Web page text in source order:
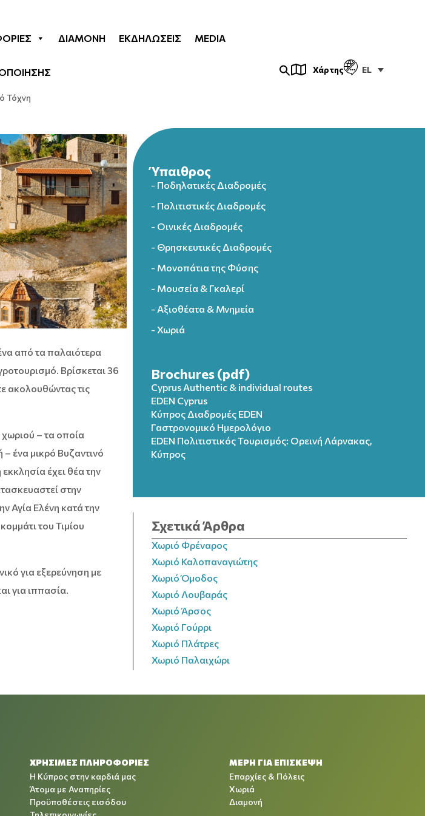
ΔΙΑΜΟΝΉ ΕΚΔΗΛΏΣΕΙΣ MEDIA
Χάρτης EL
Τόχνη
από τα παλαιότερα
Βρίσκεται 36
ακολουθώντας τις
χωριού – τα οποία
ένα μικρό Βυζαντινό
έχει θέα την
στην
Αγία Ελένη κατά την
του Τιμίου
για εξερεύνηση με
για ιππασία.
Ύπαιθρος
- Ποδηλατικές Διαδρομές
- Πολιτιστικές Διαδρομές
- Οινικές Διαδρομές
- Θρησκευτικές Διαδρομές
- Μονοπάτια της Φύσης
- Μουσεία & Γκαλερί
- Αξιοθέατα & Μνημεία
- Χωριά
Brochures (pdf)
Cyprus Authentic & individual routes
EDEN Cyprus
Κύπρος Διαδρομές EDEN
Γαστρονομικό Ημερολόγιο
EDEN Πολιτιστικός Τουρισμός: Ορεινή Λάρνακας,
Κύπρος
Σχετικά Άρθρα
Χωριό Φρέναρος
Χωριό Καλοπαναγιώτης
Χωριό Όμοδος
Χωριό Λουβαράς
Χωριό Άρσος
Χωριό Γούρρι
Χωριό Πλάτρες
Χωριό Παλαιχώρι
ΧΡΉΣΙΜΕΣ ΠΛΗΡΟΦΟΡΊΕΣ
Η Κύπρος στην καρδιά μας
Άτομα με Αναπηρίες
Προϋποθέσεις εισόδου
ΜΕΡΗ ΓΙΑ ΕΠΙΣΚΕΨΗ
Επαρχίες & Πόλεις
Χωριά
Διαμονή